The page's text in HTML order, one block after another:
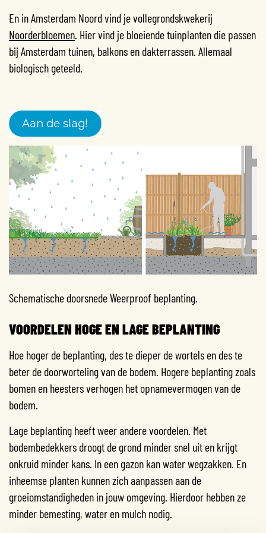
En in Amsterdam Noord vind je vollegrondskwekerij
Noorderbloemen . Hier vind je bloeiende tuinplanten die passen
bij Amsterdam tuinen, balkons en dakterrassen. Allemaal
biologisch geteeld.
Schematische doorsnede Weerproof beplanting.
VOORDELEN HOGE EN LAGE BEPLANTING
Hoe hoger de beplanting, des te dieper de wortels en des te
beter de doorworteling van de bodem. Hogere beplanting zoals
bomen en heesters verhogen het opnamevermogen van de
bodem.
Lage beplanting heeft weer andere voordelen. Met
bodembedekkers droogt de grond minder snel uit en krijgt
onkruid minder kans. In een gazon kan water wegzakken. En
inheemse planten kunnen zich aanpassen aan de
groeiomstandigheden in jouw omgeving. Hierdoor hebben ze
minder bemesting, water en mulch nodig.